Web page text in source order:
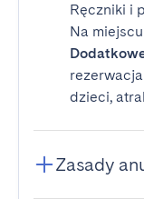
Ręczniki i
Na
dzieci,
Zasady